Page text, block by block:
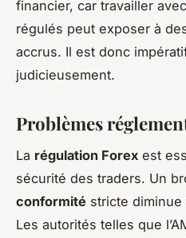
financier, car travailler
régulés peut exposer à
accrus. Il est donc
judicieusement.
Problèmes
La régulation Forex est
sécurité des traders. Un
conformité stricte diminue
Les autorités telles que